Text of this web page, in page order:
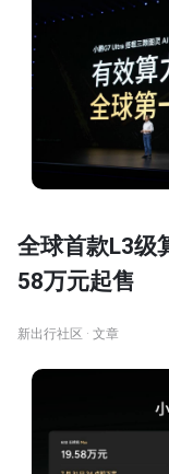
全球首款L3级
58万元起售
新出行社区 · 文章